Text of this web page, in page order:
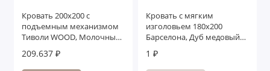
Кровать 200x200 с
подъемным механизмом
Тиволи WOOD, Молочный/
209.637 ₽
Кровать с мягким
изголовьем 180x200
Барселона, Дуб медовый/
1 ₽